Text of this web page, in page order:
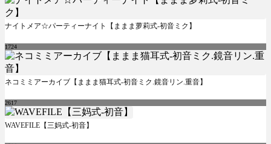
ナイトメア☆パーティーナイト【ままま萝莉式-初音ミク】
1724
ネコミミアーカイブ【ままま猫耳式-初音ミク.鏡音リン.重音】
2617
WAVEFILE【三妈式-初音】